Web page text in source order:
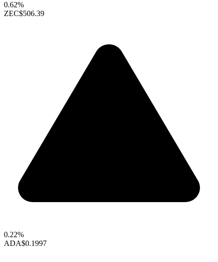
0.62%
ZEC$506.39
0.22%
ADA$0.1997